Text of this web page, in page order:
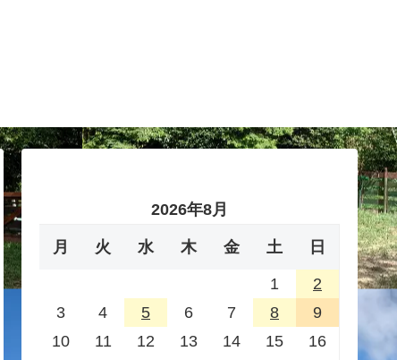
2026年8月
月 火 水 木 金 土 日
1
2
3
4 5 6 7 8
9
10
11 12 13 14 15
16